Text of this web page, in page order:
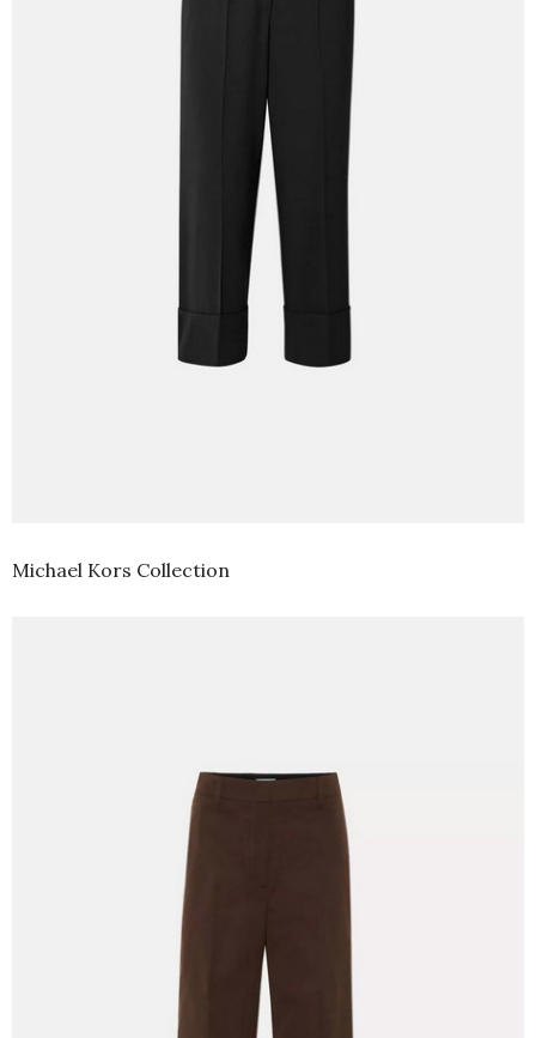
Michael Kors Collection